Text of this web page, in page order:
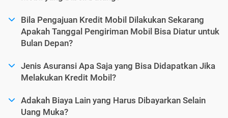
Bila Pengajuan Kredit Mobil Dilakukan Sekarang
Apakah Tanggal Pengiriman Mobil Bisa Diatur untuk
Bulan Depan?
Jenis Asuransi Apa Saja yang Bisa Didapatkan Jika
Melakukan Kredit Mobil?
Adakah Biaya Lain yang Harus Dibayarkan Selain
Uang Muka?